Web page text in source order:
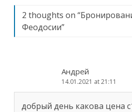
2 thoughts on “
Феодосии”
Андрей
14.01.2021 at 21:11
добрый день какова цена